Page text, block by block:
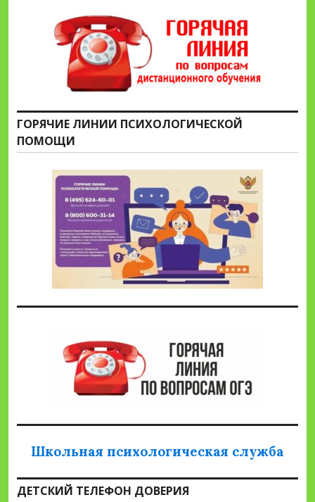
ГОРЯЧИЕ ЛИНИИ ПСИХОЛОГИЧЕСКОЙ
ПОМОЩИ
Школьная психологическая служба
ДЕТСКИЙ ТЕЛЕФОН ДОВЕРИЯ